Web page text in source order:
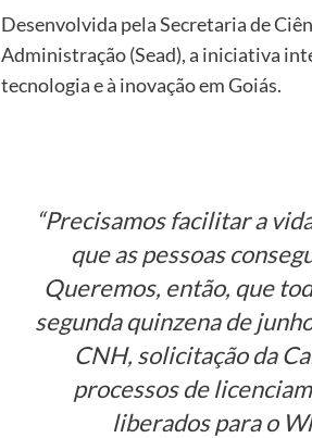
Desenvolvida pela Secretaria de
Administração (Sead), a iniciativa
tecnologia e à inovação em Goiás.
“Precisamos facilitar a
que as pessoas
Queremos, então, que
segunda quinzena de
CNH, solicitação da
processos de
liberados para o